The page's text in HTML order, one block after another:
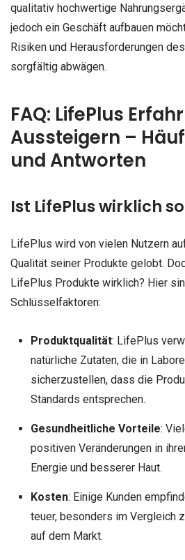
qualitativ hochwertige
jedoch ein Geschäft aufbauen
Risiken und Herausforderungen
sorgfältig abwägen.
FAQ: LifePlus
Aussteigern –
und Antworten
Ist LifePlus wirklich
LifePlus wird von vielen Nutzern
Qualität seiner Produkte gelobt.
LifePlus Produkte wirklich? Hier
Schlüsselfaktoren:
Produktqualität: LifePlus
natürliche Zutaten, die in
sicherzustellen, dass die
Standards entsprechen.
Gesundheitliche Vorteile:
positiven Veränderungen in
Energie und besserer Haut.
Kosten: Einige Kunden
teuer, besonders im Vergleich
auf dem Markt.